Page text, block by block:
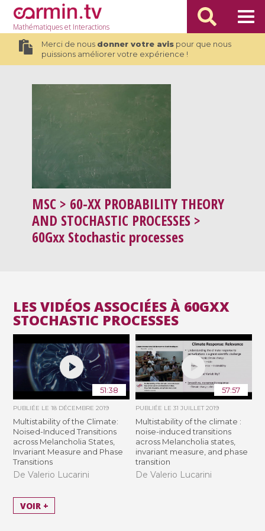
Mathématiqueset Interactions
Merci de nous donner votre avispour que nous
puissions améliorer votre expérience !
MSC > 60-XX PROBABILITY THEORY
AND STOCHASTIC PROCESSES >
60Gxx Stochastic processes
LES VIDÉOS ASSOCIÉES À 60GXX
STOCHASTIC PROCESSES
51:38
PUBLIÉE LE18 DÉCEMBRE 2019
Multistability of the Climate:
Noised-Induced Transitions
across Melancholia States,
Invariant Measure and Phase
Transitions
De Valerio Lucarini
57:57
PUBLIÉE LE 31 JUILLET 2019
Multistability of the climate :
noise-induced transitions
across Melancholia states,
invariant measure, and phase
transition
De Valerio Lucarini
VOIR +